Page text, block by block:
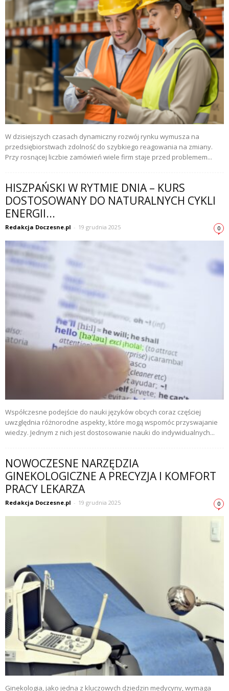
W dzisiejszych czasach dynamiczny rozwój rynku wymusza na
przedsiębiorstwach zdolność do szybkiego reagowania na zmiany.
Przy rosnącej liczbie zamówień wiele firm staje przed problemem...
HISZPAŃSKI W RYTMIE DNIA – KURS
DOSTOSOWANY DO NATURALNYCH CYKLI
ENERGII...
Redakcja Doczesne.pl - 19 grudnia 2025 0
Współczesne podejście do nauki języków obcych coraz częściej
uwzględnia różnorodne aspekty, które mogą wspomóc przyswajanie
wiedzy. Jednym z nich jest dostosowanie nauki do indywidualnych...
NOWOCZESNE NARZĘDZIA
GINEKOLOGICZNE A PRECYZJA I KOMFORT
PRACY LEKARZA
Redakcja Doczesne.pl - 19 grudnia 2025 0
Ginekologia, jako jedna z kluczowych dziedzin medycyny, wymaga